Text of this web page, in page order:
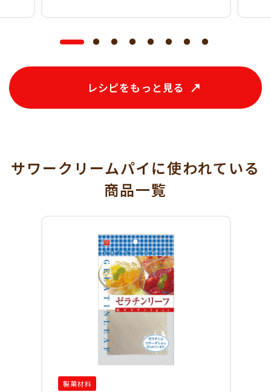
レシピをもっと見る
サワークリームパイに使われている
商品一覧
製菓材料